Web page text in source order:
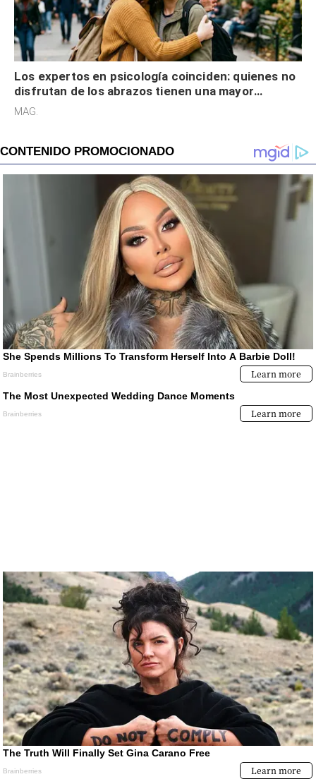
Los expertos en psicología coinciden: quienes no
disfrutan de los abrazos tienen una mayor
sensibilidad a los estímulos físicos y no es por
MAG.